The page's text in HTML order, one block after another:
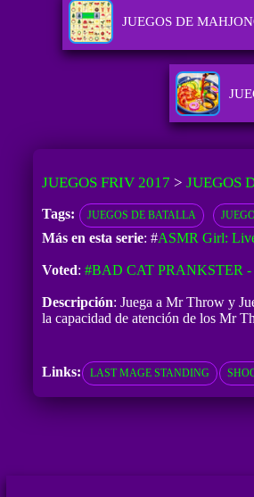
JUEGOS DE
JUEGOS FRIV 2017 > JUEGOS
Tags: JUEGOS DE BATALLA
Más en esta serie: #ASMR Girl:
Voted: #BAD CAT PRANKSTER
Descripción: Juega a Mr Throw y
la capacidad de atención de los Mr
Links: LAST MAGE STANDING